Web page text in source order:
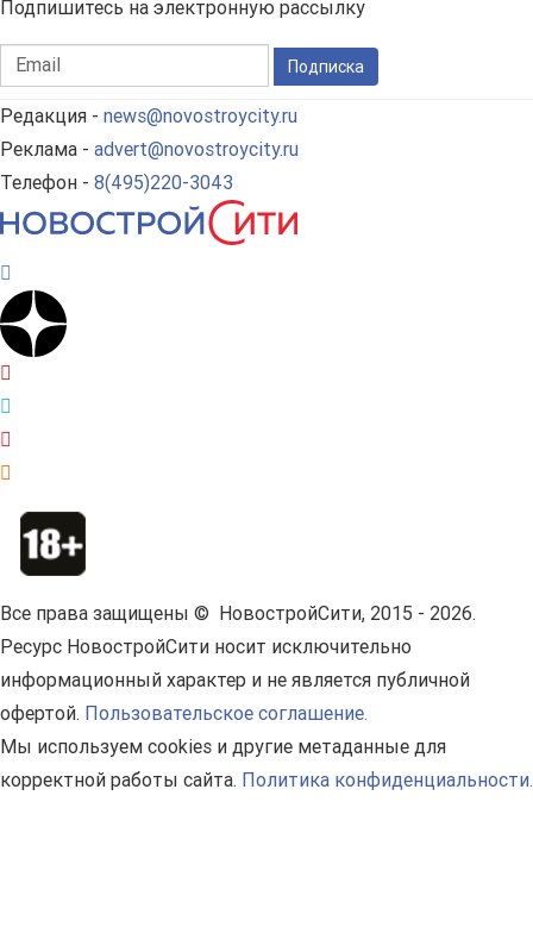
Подпишитесь на электронную рассылку
Подписка
Редакция - news@novostroycity.ru
Реклама - advert@novostroycity.ru
Телефон - 8(495)220-3043
Все права защищены © НовостройСити, 2015 - 2026.
Ресурс НовостройСити носит исключительно
информационный характер и не является публичной
офертой. Пользовательское соглашение.
Мы используем cookies и другие метаданные для
корректной работы сайта. Политика конфиденциальности.